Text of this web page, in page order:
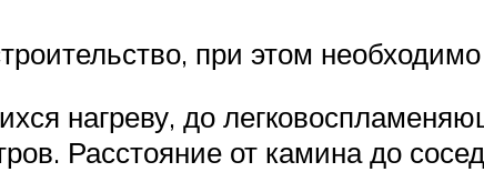
при этом
нагреву, до
Расстояние от камина до